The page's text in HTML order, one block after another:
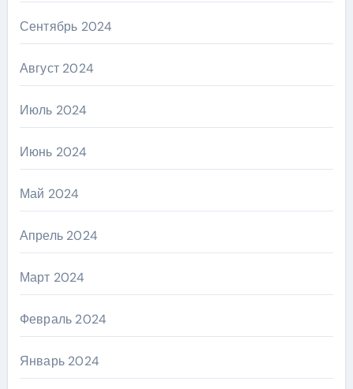
Сентябрь 2024
Август 2024
Июль 2024
Июнь 2024
Май 2024
Апрель 2024
Март 2024
Февраль 2024
Январь 2024